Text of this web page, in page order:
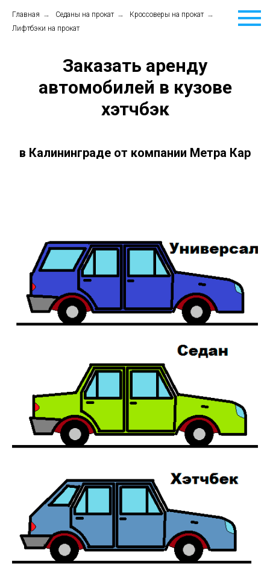
Главная → Седаны на прокат → Кроссоверы на прокат →
Лифтбэки на прокат
Заказать аренду
автомобилей в кузове
хэтчбэк
в Калининграде от компании Метра Кар